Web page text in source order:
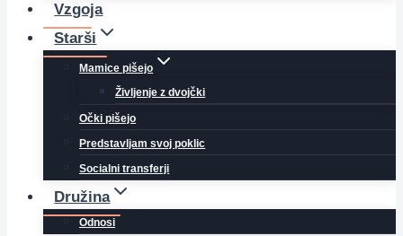
Vzgoja
Starši
Mamice pišejo
Življenje z dvojčki
Očki pišejo
Predstavljam svoj poklic
Socialni transferji
Družina
Odnosi